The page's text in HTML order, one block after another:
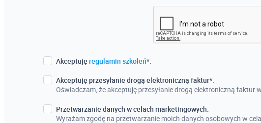
Akceptuję regulamin szkoleń*.
Akceptuję przesyłanie drogą elektroniczną faktur*.
Oświadczam, że akceptuję przesyłanie drogą elektroniczną faktur
Przetwarzanie danych w celach marketingowych.
Wyrażam zgodę na przetwarzanie moich danych osobowych w
Szwecja